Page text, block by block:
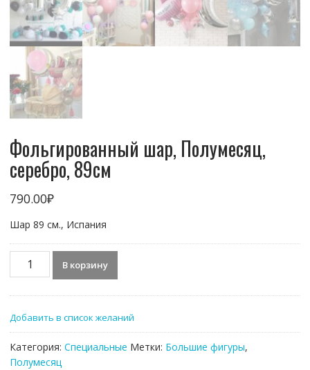
Фольгированный шар, Полумесяц,
серебро, 89см
790.00₽
Шар 89 см., Испания
Количество
товара
Полумесяц,
серебро,
89см
В корзину
Добавить в список желаний
Категория: Специальные Метки: Большие фигуры,
Полумесяц